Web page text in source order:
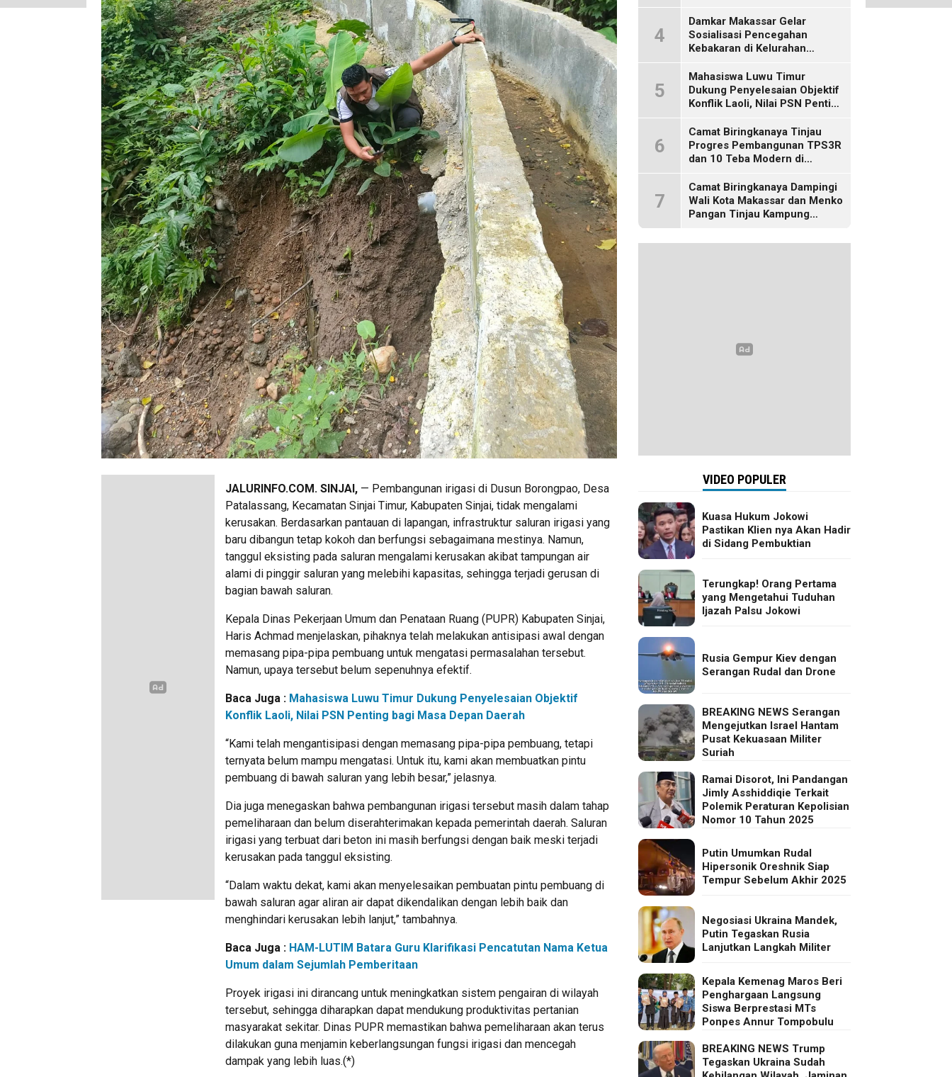
JALURINFO.COM. SINJAI, — Pembangunan irigasi di Dusun Borongpao, Desa
Patalassang, Kecamatan Sinjai Timur, Kabupaten Sinjai, tidak mengalami
kerusakan. Berdasarkan pantauan di lapangan, infrastruktur saluran irigasi yang
baru dibangun tetap kokoh dan berfungsi sebagaimana mestinya. Namun,
tanggul eksisting pada saluran mengalami kerusakan akibat tampungan air
alami di pinggir saluran yang melebihi kapasitas, sehingga terjadi gerusan di
bagian bawah saluran.
Kepala Dinas Pekerjaan Umum dan Penataan Ruang (PUPR) Kabupaten Sinjai,
Haris Achmad menjelaskan, pihaknya telah melakukan antisipasi awal dengan
memasang pipa-pipa pembuang untuk mengatasi permasalahan tersebut.
Namun, upaya tersebut belum sepenuhnya efektif.
Baca Juga : Mahasiswa Luwu Timur Dukung Penyelesaian Objektif
Konflik Laoli, Nilai PSN Penting bagi Masa Depan Daerah
“Kami telah mengantisipasi dengan memasang pipa-pipa pembuang, tetapi
ternyata belum mampu mengatasi. Untuk itu, kami akan membuatkan pintu
pembuang di bawah saluran yang lebih besar,” jelasnya.
Dia juga menegaskan bahwa pembangunan irigasi tersebut masih dalam tahap
pemeliharaan dan belum diserahterimakan kepada pemerintah daerah. Saluran
irigasi yang terbuat dari beton ini masih berfungsi dengan baik meski terjadi
kerusakan pada tanggul eksisting.
“Dalam waktu dekat, kami akan menyelesaikan pembuatan pintu pembuang di
bawah saluran agar aliran air dapat dikendalikan dengan lebih baik dan
menghindari kerusakan lebih lanjut,” tambahnya.
Baca Juga : HAM-LUTIM Batara Guru Klarifikasi Pencatutan Nama Ketua
Umum dalam Sejumlah Pemberitaan
Proyek irigasi ini dirancang untuk meningkatkan sistem pengairan di wilayah
tersebut, sehingga diharapkan dapat mendukung produktivitas pertanian
masyarakat sekitar. Dinas PUPR memastikan bahwa pemeliharaan akan terus
dilakukan guna menjamin keberlangsungan fungsi irigasi dan mencegah
dampak yang lebih luas.(*)
4
Damkar Makassar Gelar
Sosialisasi Pencegahan
Kebakaran di Kelurahan
5
Mahasiswa Luwu Timur
Dukung Penyelesaian Objektif
Konflik Laoli, Nilai PSN Penting
6
Camat Biringkanaya Tinjau
Progres Pembangunan TPS3R
dan 10 Teba Modern di
7
Camat Biringkanaya Dampingi
Wali Kota Makassar dan Menko
Pangan Tinjau Kampung
VIDEO POPULER
Kuasa Hukum Jokowi
Pastikan Klien nya Akan Hadir
di Sidang Pembuktian
Terungkap! Orang Pertama
yang Mengetahui Tuduhan
Ijazah Palsu Jokowi
Rusia Gempur Kiev dengan
Serangan Rudal dan Drone
BREAKING NEWS Serangan
Mengejutkan Israel Hantam
Pusat Kekuasaan Militer
Suriah
Ramai Disorot, Ini Pandangan
Jimly Asshiddiqie Terkait
Polemik Peraturan Kepolisian
Nomor 10 Tahun 2025
Putin Umumkan Rudal
Hipersonik Oreshnik Siap
Tempur Sebelum Akhir 2025
Negosiasi Ukraina Mandek,
Putin Tegaskan Rusia
Lanjutkan Langkah Militer
Kepala Kemenag Maros Beri
Penghargaan Langsung
Siswa Berprestasi MTs
Ponpes Annur Tompobulu
BREAKING NEWS Trump
Tegaskan Ukraina Sudah